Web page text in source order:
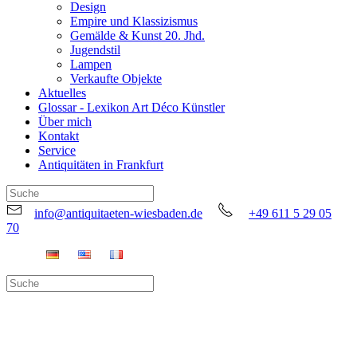
Design
Empire und Klassizismus
Gemälde & Kunst 20. Jhd.
Jugendstil
Lampen
Verkaufte Objekte
Aktuelles
Glossar - Lexikon Art Déco Künstler
Über mich
Kontakt
Service
Antiquitäten in Frankfurt
info@antiquitaeten-wiesbaden.de
+49 611 5 29 05
70